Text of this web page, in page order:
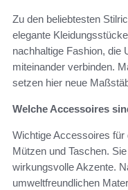
Zu den beliebtesten
elegante
nachhaltige Fashion, die
miteinander verbinden.
setzen hier neue
Welche Accessoires
Wichtige Accessoires für
Mützen und Taschen.
wirkungsvolle Akzente.
umweltfreundlichen